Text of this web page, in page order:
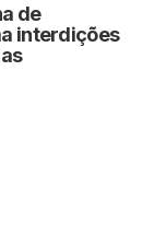
de
interdições